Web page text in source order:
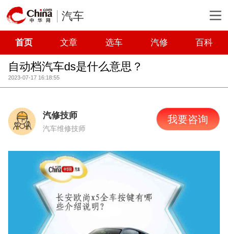
汽车
首页 文章 选车 汽修 百科
自动档汽车ds是什么意思？
2023-07-17 16:18:55
汽修技师
汽车维修技师
我要咨询